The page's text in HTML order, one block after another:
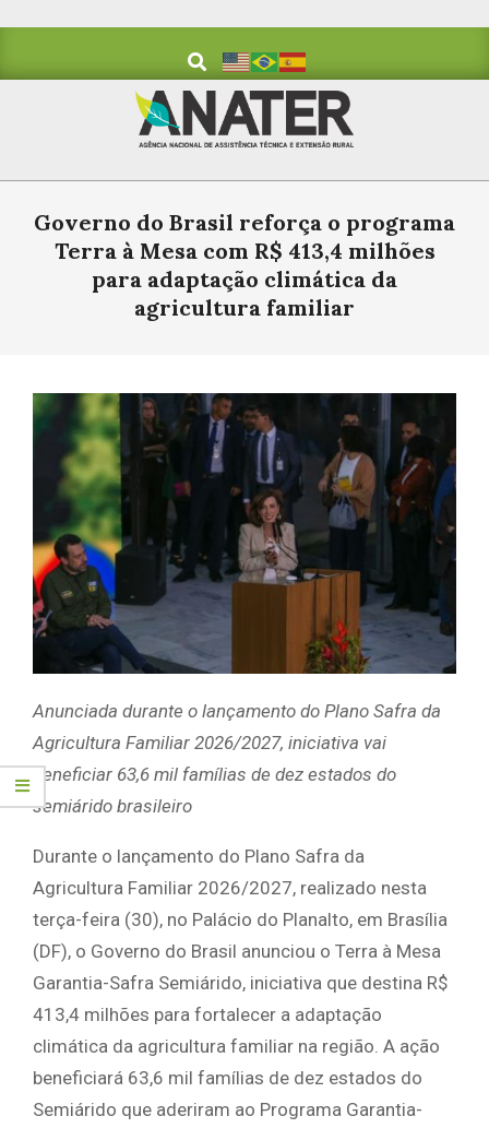
Search
Primary
MenuGoverno do Brasil reforça o programa
Terra à Mesa com R$ 413,4 milhões
para adaptação climática da
agricultura familiar
Anunciada durante o lançamento do Plano Safra da
Agricultura Familiar 2026/2027, iniciativa vai
beneficiar 63,6 mil famílias de dez estados do
semiárido brasileiro
Durante o lançamento do Plano Safra da
Agricultura Familiar 2026/2027, realizado nesta
terça-feira (30), no Palácio do Planalto, em Brasília
(DF), o Governo do Brasil anunciou o Terra à Mesa
Garantia-Safra Semiárido, iniciativa que destina R$
413,4 milhões para fortalecer a adaptação
climática da agricultura familiar na região. A ação
beneficiará 63,6 mil famílias de dez estados do
Semiárido que aderiram ao Programa Garantia-